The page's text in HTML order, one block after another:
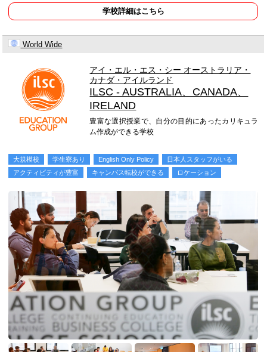
学校詳細はこちら
World Wide
アイ・エル・エス・シー オーストラリア・
カナダ・アイルランド
ILSC - AUSTRALIA、CANADA、
IRELAND
豊富な選択授業で、自分の目的にあったカリキュラ
ム作成ができる学校
大規模校 学生寮あり English Only Policy
日本人スタッフがいる
アクティビティが豊富
キャンパス転校ができる ロケーション